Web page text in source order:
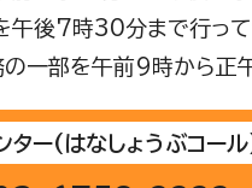
午後7時30分まで行って
一部を午前9時から正午
ター(はなしょうぶコー